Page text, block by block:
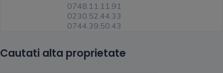
0748.11.11.91
0230.52.44.33
0744.39.50.43
Cautati alta proprietate